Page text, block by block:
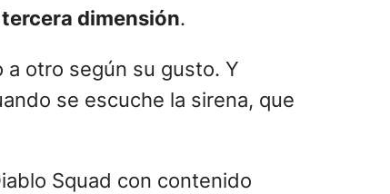
tercera dimensión.
otro según su gusto. Y
se escuche la sirena, que
Squad con contenido